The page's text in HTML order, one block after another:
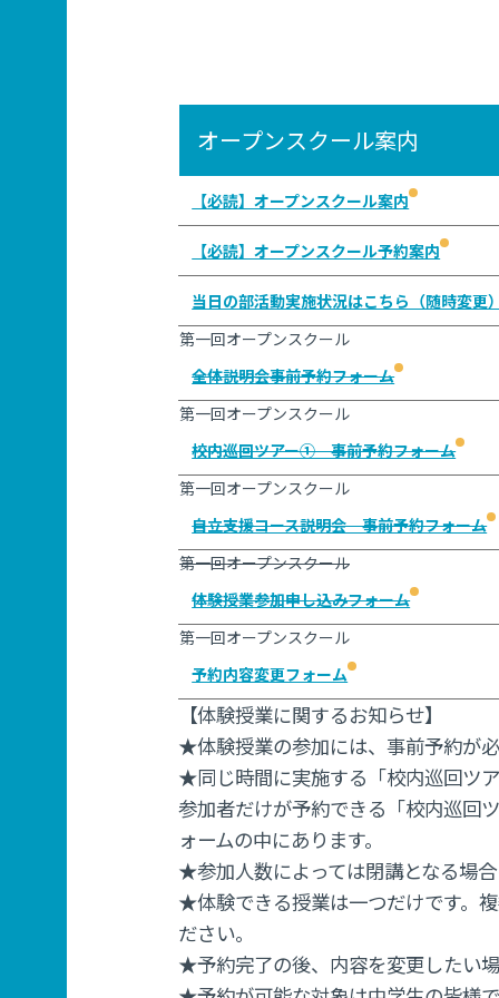
オープンスクール案内
【必読】オープンスクール案内
【必読】オープンスクール予約案内
当日の部活動実施状況はこちら（随時変更
第一回オープンスクール
全体説明会事前予約フォーム
第一回オープンスクール
校内巡回ツアー① 事前予約フォーム
第一回オープンスクール
自立支援コース説明会 事前予約フォーム
第一回オープンスクール
体験授業参加申し込みフォーム
第一回オープンスクール
予約内容変更フォーム
【体験授業に関するお知らせ】
★体験授業の参加には、事前予約が
★同じ時間に実施する「校内巡回ツ
参加者だけが予約できる「校内巡回
ォームの中にあります。
★参加人数によっては閉講となる場
★体験できる授業は一つだけです。
ださい。
★予約完了の後、内容を変更したい